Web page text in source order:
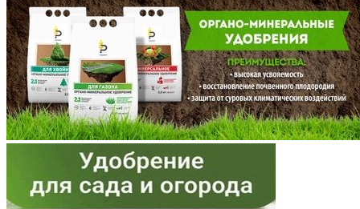
Мордовия
Московская область
Мурманская область
Ненецкий АО
Нижегородская область
Новгородская область
Новосибирская область